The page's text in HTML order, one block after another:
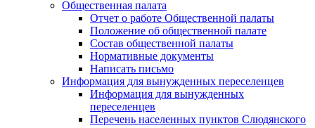
Общественная палата
Отчет о работе Общественной палаты
Положение об общественной палате
Состав общественной палаты
Нормативные документы
Написать письмо
Информация для вынужденных переселенцев
Информация для вынужденных
переселенцев
Перечень населенных пунктов Слюдянского